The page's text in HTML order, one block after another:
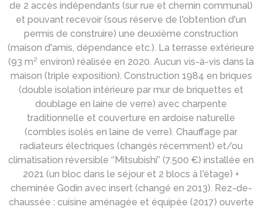
de 2 accès indépendants (sur rue et chemin communal)
et pouvant recevoir (sous réserve de l'obtention d'un
permis de construire) une deuxième construction
(maison d'amis, dépendance etc.). La terrasse extérieure
(93 m² environ) réalisée en 2020. Aucun vis-à-vis dans la
maison (triple exposition). Construction 1984 en briques
(double isolation intérieure par mur de briquettes et
doublage en laine de verre) avec charpente
traditionnelle et couverture en ardoise naturelle
(combles isolés en laine de verre). Chauffage par
radiateurs électriques (changés récemment) et/ou
climatisation réversible ‘’Mitsubishi’’ (7.500 €) installée en
2021 (un bloc dans le séjour et 2 blocs à l'étage) +
cheminée Godin avec insert (changé en 2013). Rez-de-
chaussée : cuisine aménagée et équipée (2017) ouverte